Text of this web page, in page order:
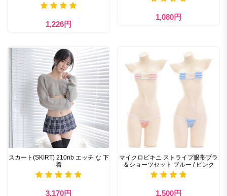
1,226円
1,080円
スカート(SKIRT) 210nb エッチ な 下
着
3,170円
マイクロビキニ ストライプ眼帯ブラ
＆ショーツセット ブルー / ピンク
1,500円